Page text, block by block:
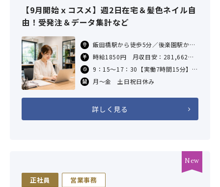
【9月開始ｘコスメ】週2日在宅＆髪色ネイル自
由！受発注＆データ集計など
飯田橋駅から徒歩5分／後楽園駅から
徒歩10分／神楽坂駅から徒歩10分／
牛込神楽坂駅から徒歩10分／春日(東
京都)駅から徒歩12分
時給1850円 月収目安：281,662円
（7.25H×21日勤務の場合）
交通費：支給あり（社内規定による）
9：15～17：30【実働7時間15分】
休憩60分
月～金 土日祝日休み
詳しく見る
正社員 営業事務